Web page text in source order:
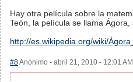
Hay otra película sobre la
Teón, la película se llama
http://es.wikipedia.org/wiki/Ágora
#8Anónimo - abril 21, 2010 - 12:01